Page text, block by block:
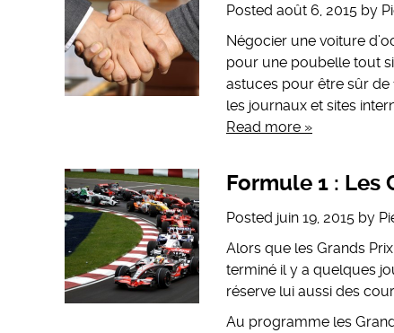
Posted août 6, 2015 by
Négocier une voiture
pour une poubelle tout
astuces pour être sûr de
les journaux et sites
Read more »
Formule 1 :
Posted juin 19, 2015 by
Alors que les Grands
terminé il y a quelques
réserve lui aussi des
Au programme les